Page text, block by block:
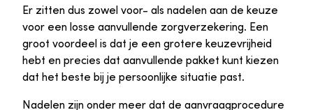
Er zitten dus zowel voor- als nadelen aan de keuze
voor een losse aanvullende zorgverzekering. Een
groot voordeel is dat je een grotere keuzevrijheid
hebt en precies dat aanvullende pakket kunt kiezen
dat het beste bij je persoonlijke situatie past.
Nadelen zijn onder meer dat de aanvraagprocedure